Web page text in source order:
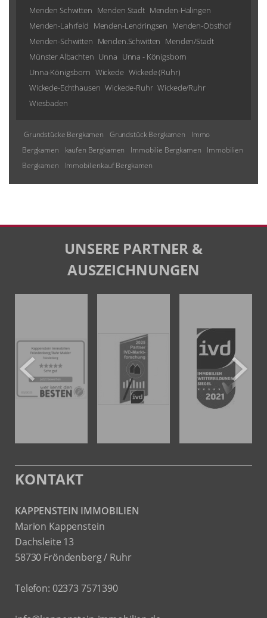
Menden-Lahrfeld Menden-Lendringsen Menden-Obsthof
Menden-Schwitten
Menden.Schwitten Menden/Stadt
Münster Albachten
Unna Unna - Königsborn Unna-Königsborn
Wickede Wickede (Ruhr) Wickede-Echthausen
Wickede/Ruhr Wiesbaden
Grundstücke Bergkamen
Bergkamen
KAPPENSTEIN IMMOBILIEN
Dachsleite 13
58730 Fröndenberg / Ruhr
Telefon:02373 7571390
info@kappenstein-immobilien.de